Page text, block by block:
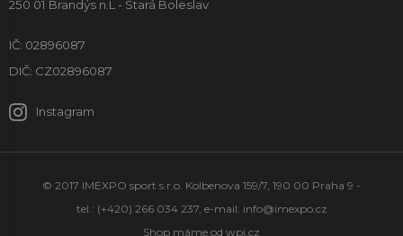
250 01 Brandýs n.L - Stará Boleslav
IČ: 02896087
DIČ: CZ02896087
Instagram
© 2017 IMEXPO sport s.r.o. Kolbenova 159/7, 190 00 Praha 9 -
tel.: (+420) 266 034 237, e-mail: info@imexpo.cz
Shop máme od wpj.cz